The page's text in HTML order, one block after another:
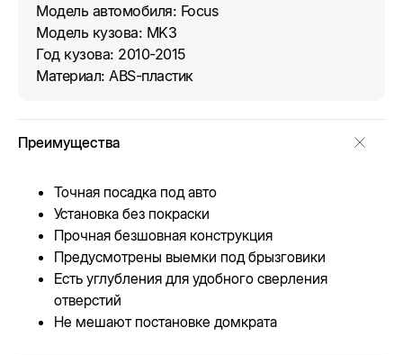
Модель автомобиля: Focus
Модель кузова: MK3
Год кузова: 2010-2015
Материал: ABS-пластик
Преимущества
Точная посадка под авто
Установка без покраски
Прочная безшовная конструкция
Предусмотрены выемки под брызговики
Есть углубления для удобного сверления
отверстий
Не мешают постановке домкрата